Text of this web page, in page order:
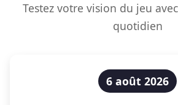
Testez votre vision du jeu
quotidien
6 août 2026